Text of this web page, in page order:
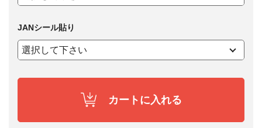
JANシール貼り
カートに入れる